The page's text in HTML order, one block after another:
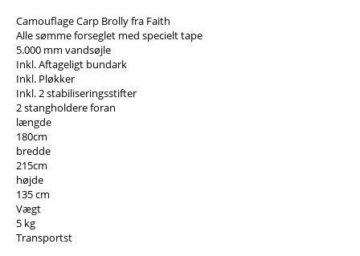
Camouflage Carp Brolly fra Faith
Alle sømme forseglet med specielt tape
5.000 mm vandsøjle
Inkl. Aftageligt bundark
Inkl. Pløkker
Inkl. 2 stabiliseringsstifter
2 stangholdere foran
længde
180cm
bredde
215cm
højde
135 cm
Vægt
5 kg
Transportst